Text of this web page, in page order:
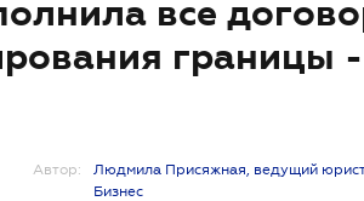
все
границы -
Автор:
Людмила Присяжная, ведущий
Бизнес